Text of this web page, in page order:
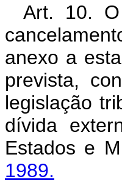
Art. 10. O
anexo a
prevista,
legislação
dívida
Estados e
1989.